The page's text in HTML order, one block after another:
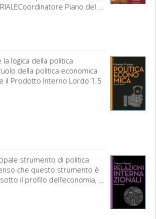
Piano del ...
logica della politica
della politica economica
il Prodotto Interno Lordo 1.5
strumento di politica
che questo strumento è
il profilo dell’economia, ...